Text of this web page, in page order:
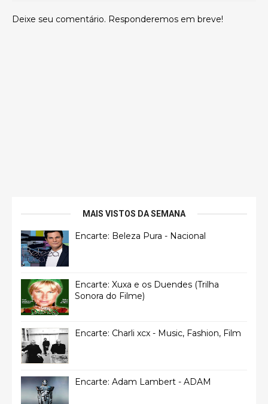
Deixe seu comentário. Responderemos em breve!
MAIS VISTOS DA SEMANA
Encarte: Beleza Pura - Nacional
Encarte: Xuxa e os Duendes (Trilha
Sonora do Filme)
Encarte: Charli xcx - Music, Fashion, Film
Encarte: Adam Lambert - ADAM